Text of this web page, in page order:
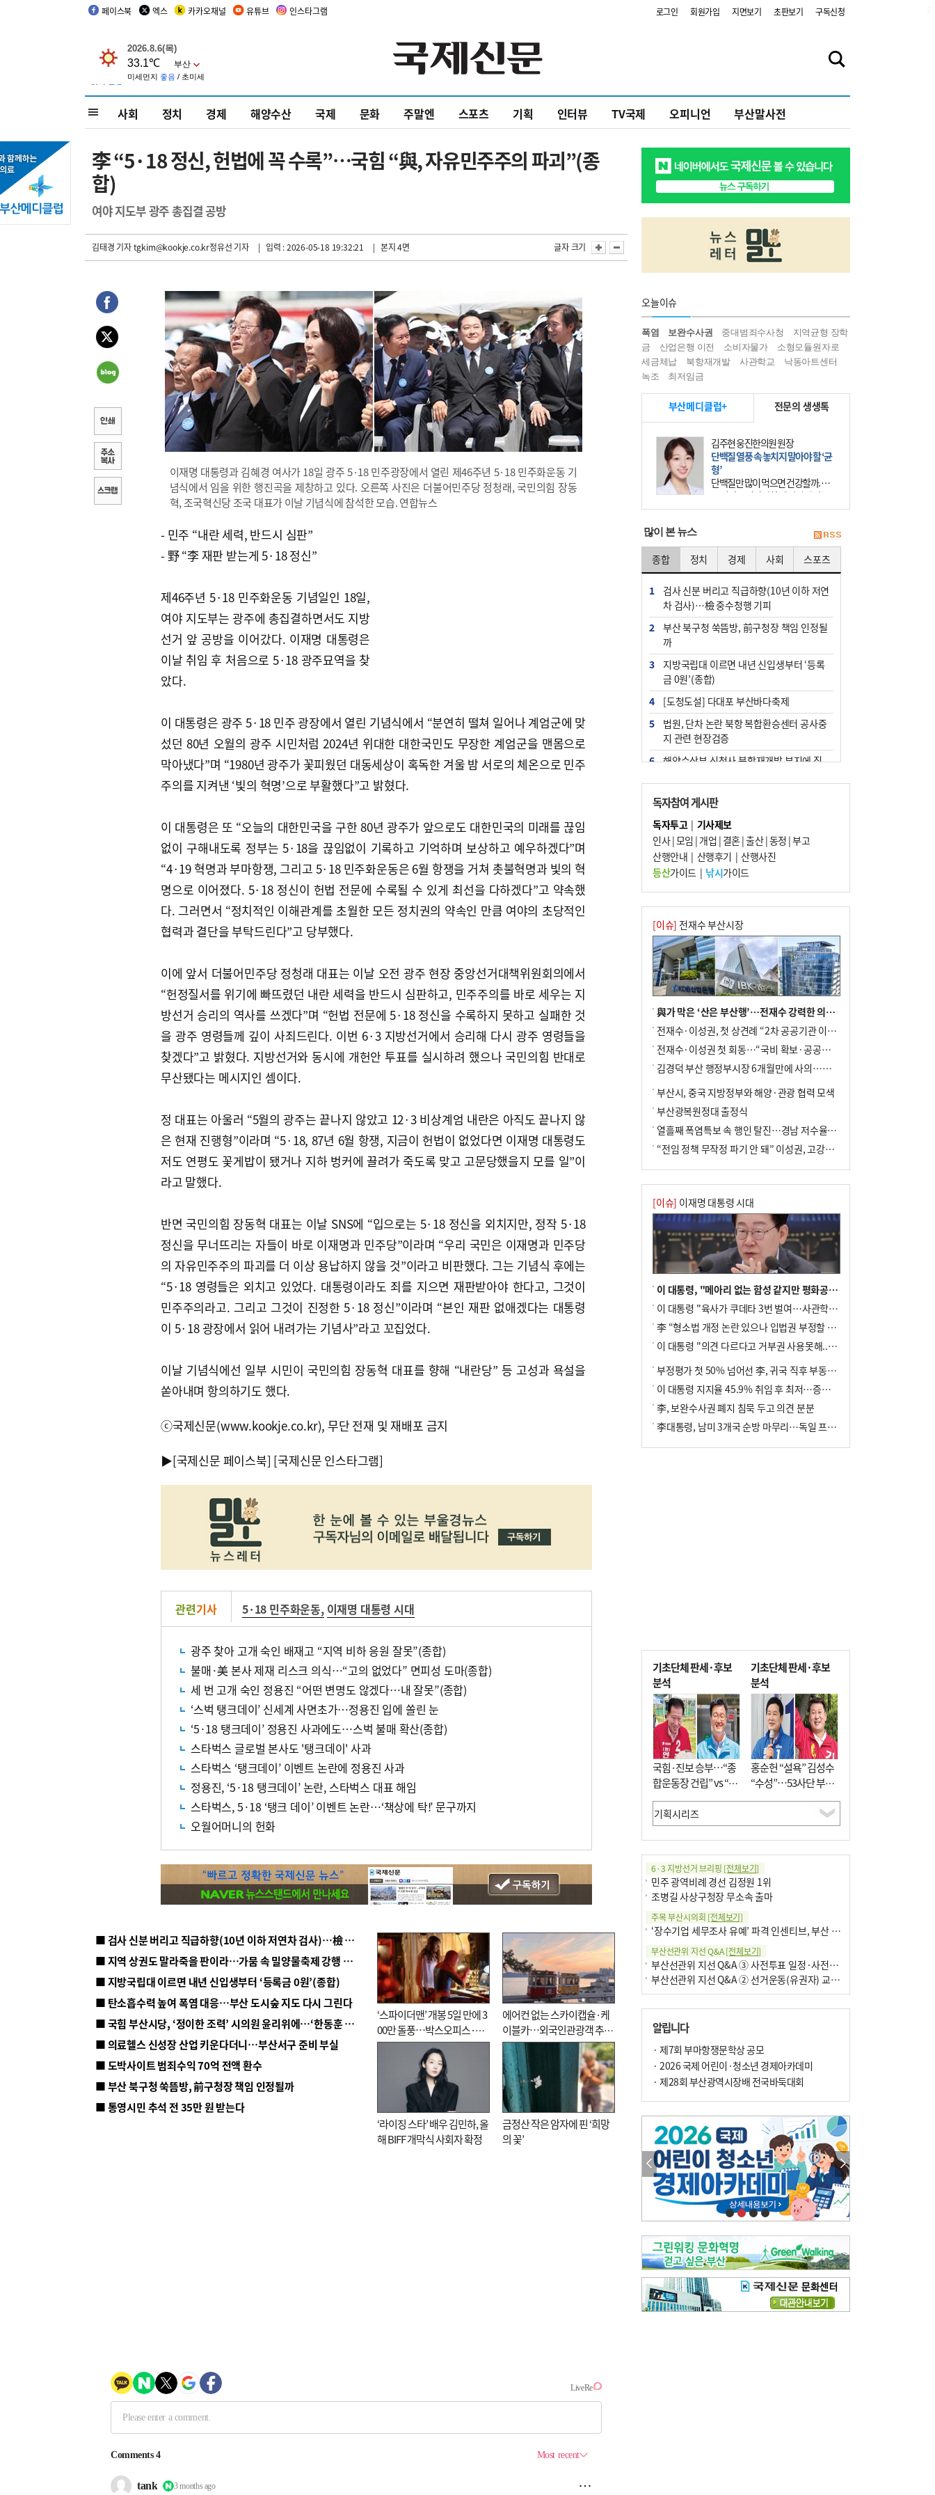
페이스북 엑스 카카오채널 유튜브 인스타그램 로그인 회원가입 지면보기 초판보기 구독신청
사회 정치 경제 해양수산 국제 문화 주말엔 스포츠 기획 인터뷰 TV국제 오피니언 부산말사전
李 “5·18 정신, 헌법에 꼭 수록”…국힘 “與, 자유민주주의 파괴”(종
합)
여야 지도부 광주 총집결 공방
김태경 기자tgkim@kookje.co.kr정유선 기자 | 입력 : 2026-05-18 19:32:21 | 본지 4면 글자 크기
이재명 대통령과 김혜경 여사가 18일 광주 5·18 민주광장에서 열린 제46주년 5·18 민주화운동 기
념식에서 임을 위한 행진곡을 제창하고 있다. 오른쪽 사진은 더불어민주당 정청래, 국민의힘 장동
혁, 조국혁신당 조국 대표가 이날 기념식에 참석한 모습. 연합뉴스
- 민주 “내란 세력, 반드시 심판”
- 野 “李 재판 받는게 5·18 정신”
제46주년 5·18 민주화운동 기념일인 18일,
여야 지도부는 광주에 총집결하면서도 지방
선거 앞 공방을 이어갔다. 이재명 대통령은
이날 취임 후 처음으로 5·18 광주묘역을 찾
았다.
이 대통령은 광주 5·18 민주 광장에서 열린 기념식에서 “분연히 떨쳐 일어나 계엄군에 맞
섰던 80년 오월의 광주 시민처럼 2024년 위대한 대한국민도 무장한 계엄군을 맨몸으로
막아냈다”며 “1980년 광주가 꽃피웠던 대동세상이 혹독한 겨울 밤 서로의 체온으로 민주
주의를 지켜낸 ‘빛의 혁명’으로 부활했다”고 밝혔다.
이 대통령은 또 “오늘의 대한민국을 구한 80년 광주가 앞으로도 대한민국의 미래를 끊임
없이 구해내도록 정부는 5·18을 끊임없이 기록하고 기억하며 보상하고 예우하겠다”며
“4·19 혁명과 부마항쟁, 그리고 5·18 민주화운동은 6월 항쟁을 거쳐 촛불혁명과 빛의 혁
명으로 이어졌다. 5·18 정신이 헌법 전문에 수록될 수 있게 최선을 다하겠다”고 약속했
다. 그러면서 “정치적인 이해관계를 초월한 모든 정치권의 약속인 만큼 여야의 초당적인
협력과 결단을 부탁드린다”고 당부했다.
이에 앞서 더불어민주당 정청래 대표는 이날 오전 광주 현장 중앙선거대책위원회의에서
“헌정질서를 위기에 빠뜨렸던 내란 세력을 반드시 심판하고, 민주주의를 바로 세우는 지
방선거 승리의 역사를 쓰겠다”며 “헌법 전문에 5·18 정신을 수록하지 못하고 실패한 것
을 광주 영령들께 깊이 사죄드린다. 이번 6·3 지방선거에서 승리해 다시 광주 영령들을
찾겠다”고 밝혔다. 지방선거와 동시에 개헌안 투표를 실시하려 했으나 국민의힘 반대로
무산됐다는 메시지인 셈이다.
정 대표는 아울러 “5월의 광주는 끝나지 않았고 12·3 비상계엄 내란은 아직도 끝나지 않
은 현재 진행형”이라며 “5·18, 87년 6월 항쟁, 지금이 헌법이 없었다면 이재명 대통령도
저도 연평도 꽃게밥이 됐거나 지하 벙커에 끌려가 죽도록 맞고 고문당했을지 모를 일”이
라고 말했다.
반면 국민의힘 장동혁 대표는 이날 SNS에 “입으로는 5·18 정신을 외치지만, 정작 5·18
정신을 무너뜨리는 자들이 바로 이재명과 민주당”이라며 “우리 국민은 이재명과 민주당
의 자유민주주의 파괴를 더 이상 용납하지 않을 것”이라고 비판했다. 그는 기념식 후에는
“5·18 영령들은 외치고 있었다. 대통령이라도 죄를 지으면 재판받아야 한다고, 그것이
민주주의라고. 그리고 그것이 진정한 5·18 정신”이라며 “본인 재판 없애겠다는 대통령
이 5·18 광장에서 읽어 내려가는 기념사”라고 꼬집었다.
이날 기념식에선 일부 시민이 국민의힘 장동혁 대표를 향해 “내란당” 등 고성과 욕설을
쏟아내며 항의하기도 했다.
ⓒ국제신문(www.kookje.co.kr), 무단 전재 및 재배포 금지
▶[국제신문 페이스북] [국제신문 인스타그램]
관련기사 5·18 민주화운동, 이재명 대통령 시대
광주 찾아 고개 숙인 배재고 “지역 비하 응원 잘못”(종합)
불매·美 본사 제재 리스크 의식…“고의 없었다” 면피성 도마(종합)
세 번 고개 숙인 정용진 “어떤 변명도 않겠다…내 잘못”(종합)
‘스벅 탱크데이’ 신세계 사면초가…정용진 입에 쏠린 눈
‘5·18 탱크데이’ 정용진 사과에도…스벅 불매 확산(종합)
스타벅스 글로벌 본사도 '탱크데이' 사과
스타벅스 ‘탱크데이’ 이벤트 논란에 정용진 사과
정용진, ‘5·18 탱크데이’ 논란, 스타벅스 대표 해임
스타벅스, 5·18 ‘탱크 데이’ 이벤트 논란…‘책상에 탁!’ 문구까지
오월어머니의 헌화
■ 검사 신분 버리고 직급하향(10년 이하 저연차 검사)…檢 중수청행 기피
■ 지역 상권도 말라죽을 판이라…가뭄 속 밀양물축제 강행 논란
■ 지방국립대 이르면 내년 신입생부터 ‘등록금 0원’(종합)
■ 탄소흡수력 높여 폭염 대응…부산 도시숲 지도 다시 그린다
■ 국힘 부산시당, ‘정이한 조력’ 시의원 윤리위에…‘한동훈 지지’도 신고접수
■ 의료헬스 신성장 산업 키운다더니…부산서구 준비 부실
■ 도박사이트 범죄수익 70억 전액 환수
■ 부산 북구청 쑥뜸방, 前구청장 책임 인정될까
■ 통영시민 추석 전 35만 원 받는다
‘스파이더맨’ 개봉 5일 만에 3
00만 돌풍…박스오피스·예
매율 동시 1위
에어컨 없는 스카이캡슐·케
이블카…외국인관광객 추억
대신 고역 될라
‘라이징 스타’ 배우 김민하, 올
해 BIFF 개막식 사회자 확정
금정산 작은 암자에 핀 ‘희망
의 꽃’
오늘이슈
폭염 보완수사권 중대범죄수사청
지역균형 장학
금
산업은행 이전 소비자물가
소형모듈원자로
세금체납
북항재개발 사관학교
낙동아트센터
녹조
최저임금
부산메디클럽+ 전문의 생생톡
김주현 웅진한의원 원장
단백질 열풍 속 놓치지 말아야 할 ‘균
형’
단백질만 많이 먹으면 건강할까. 요
즘 건강을 이야기할 때 빠지지 않는
키워드가 단백질이다. 헬스장을 다니
많이 본 뉴스
종합 정치 경제 사회 스포츠
1
검사 신분 버리고 직급하향(10년 이하 저연
차 검사)…檢 중수청행 기피
2
부산 북구청 쑥뜸방, 前구청장 책임 인정될
까
3
지방국립대 이르면 내년 신입생부터 ‘등록
금 0원’(종합)
4
[도청도설] 다대포 부산바다축제
5
법원, 단차 논란 북항 복합환승센터 공사중
지 관련 현장검증
6
해양수산부 신청사 북항재개발 부지에 짓
7
지역 상권도 말라죽을 판이라…가뭄 속 밀
양물축제 강행 논란
8
통영시민 추석 전 35만 원 받는다
9
부산 철강공장 50대 노동자 추락사
10 국힘 부산시당, ‘정이한 조력’ 시의원 윤리
위에…‘한동훈 지지’도 신고접수
독자참여 게시판
독자투고| 기사제보
인사|모임 | 개업 | 결혼|출산|동정 |부고
산행안내 | 산행후기 | 산행사진
등산가이드| 낚시가이드
[이슈] 전재수 부산시장
與가 막은 ‘산은 부산행’…전재수 강력한 의지 표명 없인 공염불
전재수·이성권, 첫 상견례 “2차 공공기관 이전 초당 협력”(종합)
전재수·이성권 첫 회동…“국비 확보·공공기관 이전 협력”
김경덕 부산 행정부시장 6개월만에 사의…후임 인선 촉각
부산시, 중국 지방정부와 해양·관광 협력 모색
부산광복원정대 출정식
열흘째 폭염특보 속 행인 탈진…경남 저수율 평년의 절반
“전임 정책 무작정 파기 안 돼” 이성권, 고강도 ‘전재수 견제’ 예고
[이슈] 이재명 대통령 시대
이 대통령, "메아리 없는 함성 같지만 평화공존책 계속해야"
이 대통령 "육사가 쿠데타 3번 벌여…사관학교 통합 신속히 추진"
李 “형소법 개정 논란 있으나 입법권 부정할 만큼은 아냐”(종합)
이 대통령 "의견 다르다고 거부권 사용못해.. 입법권 부정할 상황이라 보기 어려워"
부정평가 첫 50% 넘어선 李, 귀국 직후 부동산·증시 점검(종합)
이 대통령 지지율 45.9% 취임 후 최저…증시 폭락·연임 개헌 논란 영향
李, 보완수사권 폐지 침묵 두고 의견 분분
李대통령, 남미 3개국 순방 마무리…독일 프랑크푸르트 향해 출발
기초단체 판세·후보
분석
국힘·진보 승부…“종
합운동장 건립” vs “출
근 공공버스 도입”
기초단체 판세·후보
분석
홍순헌 “설욕” 김성수
“수성”…53사단 부지
개발엔 한 목소리
6·3 지방선거 브리핑 [전체보기]
민주 광역비례 경선 김정원 1위
조병길 사상구청장 무소속 출마
주목 부산시의회 [전체보기]
‘장수기업 세무조사 유예’ 파격 인센티브, 부산 유출 막을까
부산선관위 지선 Q&A[전체보기]
부산선관위 지선 Q&A ③ 사전투표 일정·사전투표함 보관
부산선관위 지선 Q&A ② 선거운동(유권자) 교육감투표용지
알립니다
· 제7회 부마항쟁문학상 공모
· 2026 국제 어린이·청소년 경제아카데미
· 제28회 부산광역시장배 전국바둑대회